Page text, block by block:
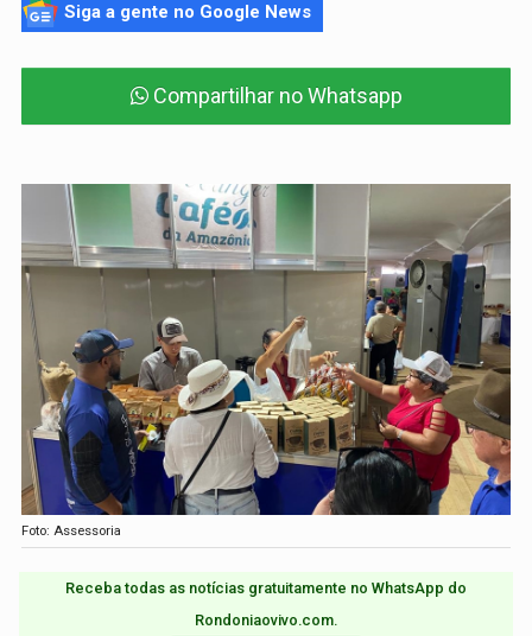
Siga a gente no Google News
Compartilhar no Whatsapp
Foto: Assessoria
Receba todas as notícias gratuitamente no WhatsApp do
Rondoniaovivo.com.​